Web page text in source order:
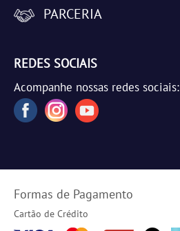
PARCERIA
REDES SOCIAIS
Acompanhe nossas redes sociais:
Formas de Pagamento
Cartão de Crédito